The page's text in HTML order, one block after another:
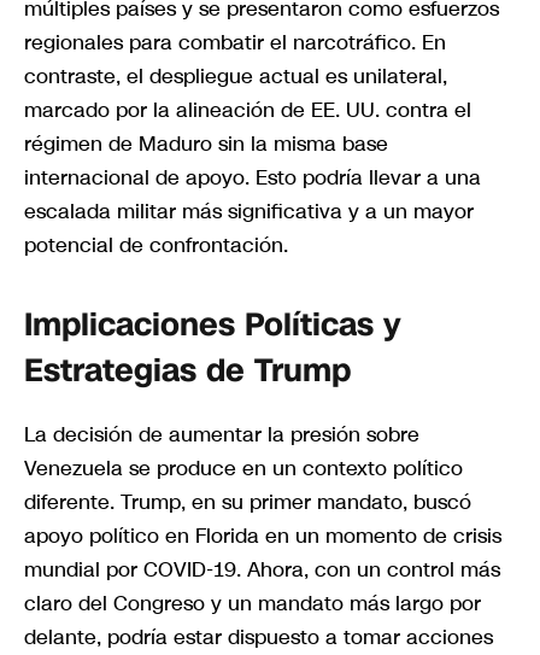
múltiples países y se presentaron como esfuerzos
regionales para combatir el narcotráfico. En
contraste, el despliegue actual es unilateral,
marcado por la alineación de EE. UU. contra el
régimen de Maduro sin la misma base
internacional de apoyo. Esto podría llevar a una
escalada militar más significativa y a un mayor
potencial de confrontación.
Implicaciones Políticas y
Estrategias de Trump
La decisión de aumentar la presión sobre
Venezuela se produce en un contexto político
diferente. Trump, en su primer mandato, buscó
apoyo político en Florida en un momento de crisis
mundial por COVID-19. Ahora, con un control más
claro del Congreso y un mandato más largo por
delante, podría estar dispuesto a tomar acciones